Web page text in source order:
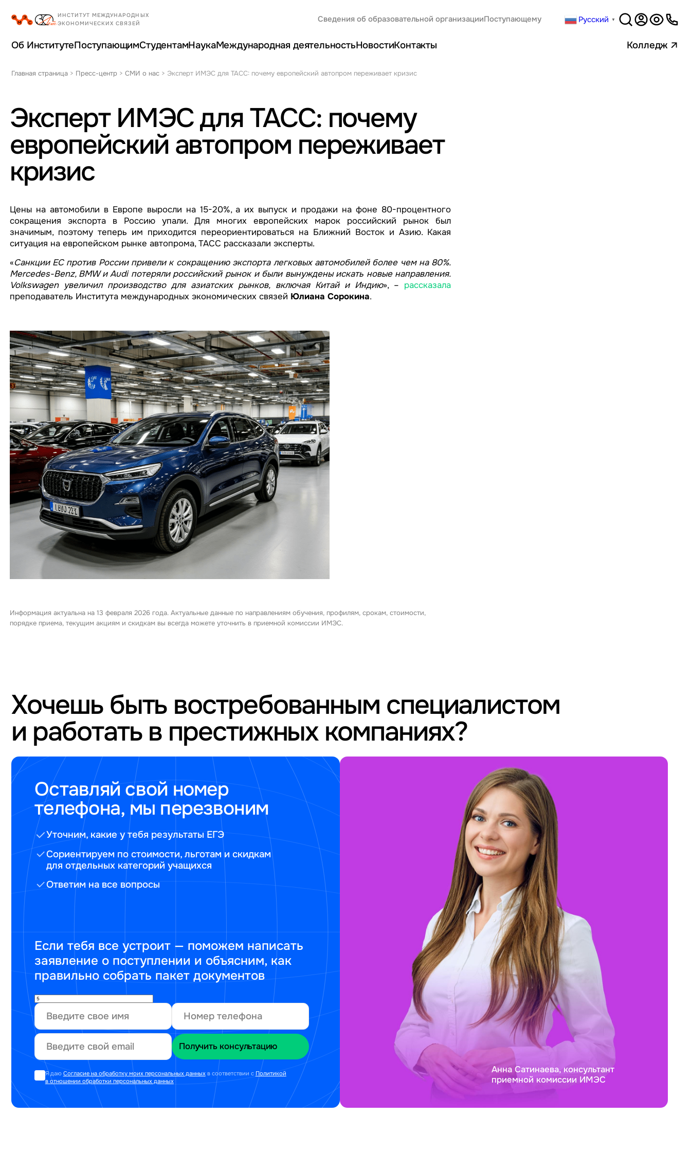
Сведения об образовательной организацииПоступающему Русский ▼
Версия
для
Об ИнститутеПоступающимСтудентамНаукаМеждународная деятельностьНовостиКонтакты Колледж
Главная страница > Пресс-центр >СМИ о нас > Эксперт ИМЭС для ТАСС: почему европейский автопром переживает кризис
Эксперт ИМЭС для ТАСС: почему
европейский автопром переживает
кризис
Цены на автомобили в Европе выросли на 15-20%, а их выпуск и продажи на фоне 80-процентного
сокращения экспорта в Россию упали. Для многих европейских марок российский рынок был
значимым, поэтому теперь им приходится переориентироваться на Ближний Восток и Азию. Какая
ситуация на европейском рынке автопрома, ТАСС рассказали эксперты.
«Санкции ЕС против России привели к сокращению экспорта легковых автомобилей более чем на 80%.
Mercedes-Benz, BMW и Audi потеряли российский рынок и были вынуждены искать новые направления.
Volkswagen увеличил производство для азиатских рынков, включая Китай и Индию», – рассказала
преподаватель Института международных экономических связей Юлиана Сорокина.
Информация актуальна на 13 февраля 2026 года. Актуальные данные по направлениям обучения, профилям, срокам, стоимости,
порядке приема, текущим акциям и скидкам вы всегда можете уточнить в приемной комиссии ИМЭС.
Хочешь быть востребованным специалистом
и работать в престижных компаниях?
Оставляй свой номер
телефона, мы перезвоним
Уточним, какие у тебя результаты ЕГЭ
Сориентируем по стоимости, льготам и скидкам
для отдельных категорий учащихся
Ответим на все вопросы
Если тебя все устроит — поможем написать
заявление о поступлении и объясним, как
правильно собрать пакет документов
Я даю Согласие на обработку моих персональных данныхв соответствии с Политикой
в отношении обработки персональных данных
Анна Сатинаева, консультант
приемной комиссии ИМЭС